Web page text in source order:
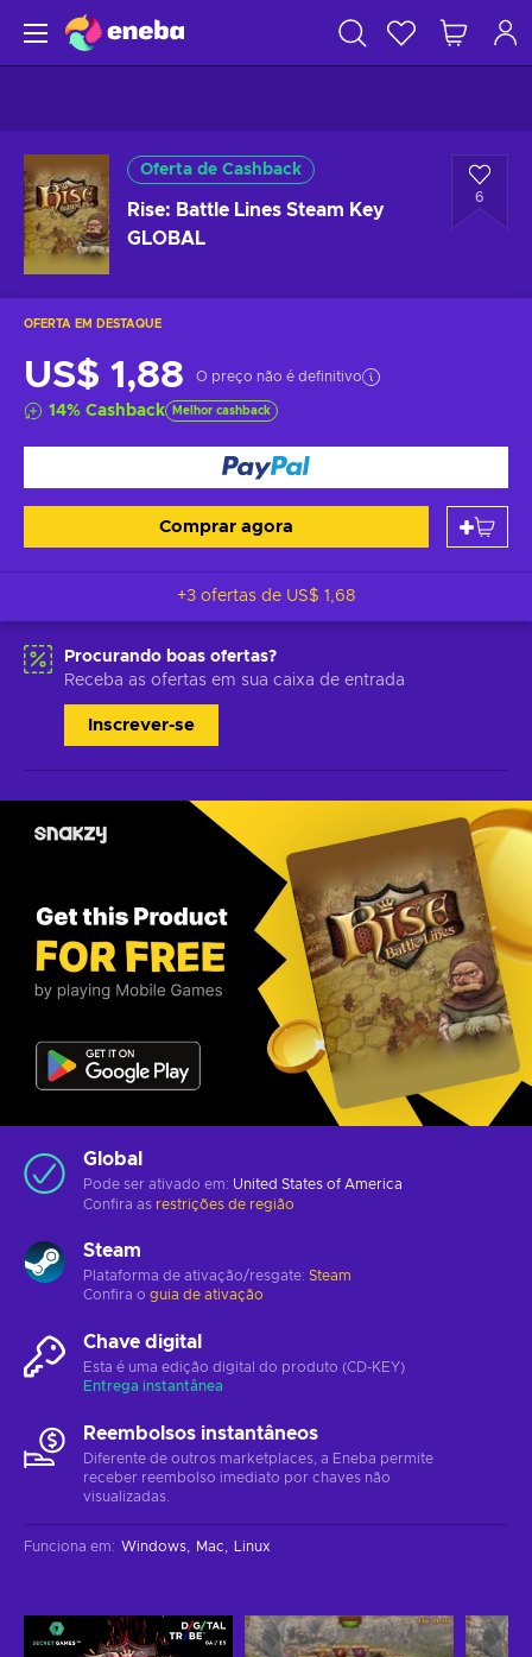
Oferta de Cashback
Rise: Battle Lines Steam Key
GLOBAL
6
OFERTA EM DESTAQUE
US$ 1,88 O preço não é definitivo
14% Cashback Melhor cashback
Comprar agora
+3 ofertas de US$ 1,68
Procurando boas ofertas?
Receba as ofertas em sua caixa de entrada
Inscrever-se
Global
Pode ser ativado em: United States of America
Confira as restrições de região
Steam
Plataforma de ativação/resgate: Steam
Confira o guia de ativação
Chave digital
Esta é uma edição digital do produto (CD-KEY)
Entrega instantânea
Reembolsos instantâneos
Diferente de outros marketplaces, a Eneba permite
receber reembolso imediato por chaves não
visualizadas.
Funciona em: Windows Mac Linux